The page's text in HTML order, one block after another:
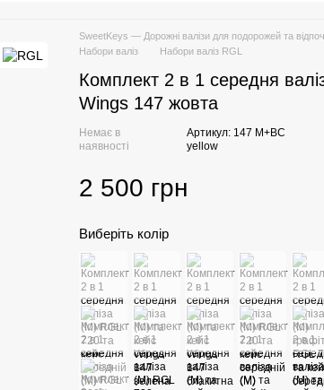
SweetKeys — Дорожні валізи для подорожей та
Набори валіз
Набори валіз RGL
Комплект 2 в 1 середня
Wings 147 жовта
Немає в
наявності
Артикул: 147 M+BC
yellow
2 500 грн
Виберіть колір